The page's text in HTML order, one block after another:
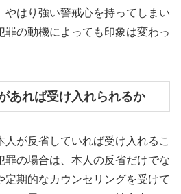
やはり強い警戒心を持ってしまい
罪の動機によっても印象は変わっ
あれば受け入れられるか
が反省していれば受け入れるこ
罪の場合は、本人の反省だけでな
定期的なカウンセリングを受けて